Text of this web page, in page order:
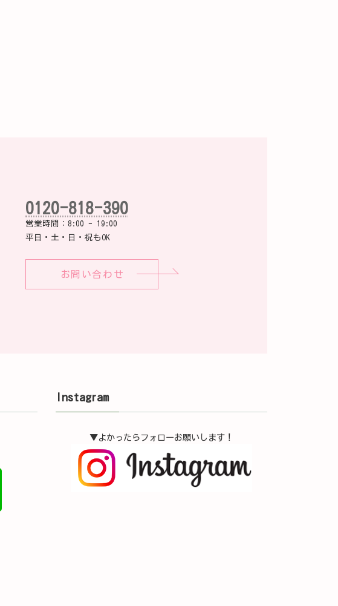
0120-818-390
営業時間：8:00 - 19:00
平日・土・日・祝もOK
お問い合わせ
Instagram
▼よかったらフォローお願いします！